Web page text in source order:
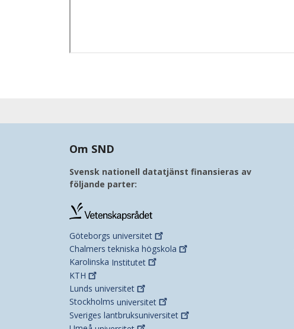
Om SND
Svensk nationell datatjänst finansieras av
följande parter:
Göteborgs universitet
Chalmers tekniska högskola
Karolinska Institutet
KTH
Lunds universitet
Stockholms universitet
Sveriges lantbruksuniversitet